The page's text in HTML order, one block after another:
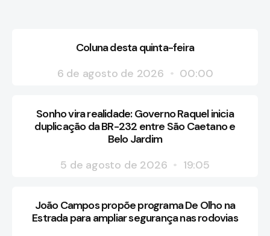
Coluna desta quinta-feira
6 de agosto de 2026
00:00
Sonho vira realidade: Governo Raquel inicia
duplicação da BR-232 entre São Caetano e
Belo Jardim
5 de agosto de 2026
19:05
João Campos propõe programa De Olho na
Estrada para ampliar segurança nas rodovias